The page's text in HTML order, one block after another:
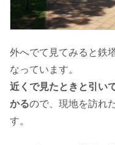
外へでて見てみると鉄
なっています。
近くで見たときと引い
かるので、現地を訪れ
す。